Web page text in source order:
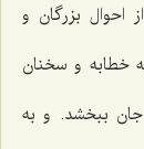
احوال بزرگان و
خطابه و سخنان
ببخشد. و به